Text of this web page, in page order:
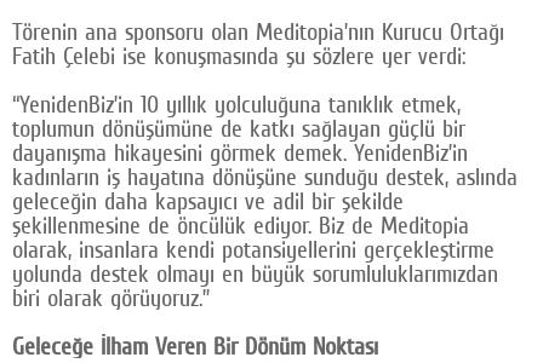
Törenin ana sponsoru olan Meditopia’nın Kurucu Ortağı
Fatih Çelebi ise konuşmasında şu sözlere yer verdi:
“YenidenBiz’in 10 yıllık yolculuğuna tanıklık etmek,
toplumun dönüşümüne de katkı sağlayan güçlü bir
dayanışma hikayesini görmek demek. YenidenBiz’in
kadınların iş hayatına dönüşüne sunduğu destek, aslında
geleceğin daha kapsayıcı ve adil bir şekilde
şekillenmesine de öncülük ediyor. Biz de Meditopia
olarak, insanlara kendi potansiyellerini gerçekleştirme
yolunda destek olmayı en büyük sorumluluklarımızdan
biri olarak görüyoruz.”
Geleceğe İlham Veren Bir Dönüm Noktası